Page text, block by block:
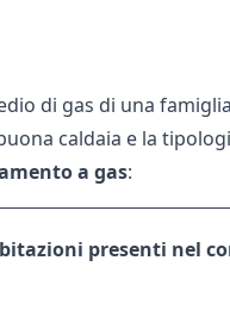
di gas di una
caldaia e la
a gas:
presenti nel